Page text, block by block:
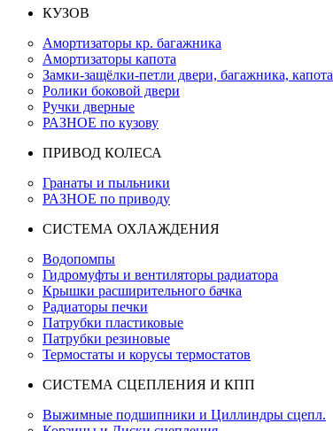
КУЗОВ
Амортизаторы кр. багажника
Амортизаторы капота
Замки-защёлки-петли двери, багажника, капота
Ролики боковой двери
Ручки дверные
РАЗНОЕ по кузову
ПРИВОД КОЛЕСА
Гранаты и пыльники
РАЗНОЕ по приводу
СИСТЕМА ОХЛАЖДЕНИЯ
Водопомпы
Гидромуфты и вентиляторы радиатора
Крышки расширительного бачка
Радиаторы печки
Патрубки пластиковые
Патрубки резиновые
Термостаты и корусы термостатов
СИСТЕМА СЦЕПЛЕНИЯ И КПП
Выжимные подшипники и Циллиндры сцепл.